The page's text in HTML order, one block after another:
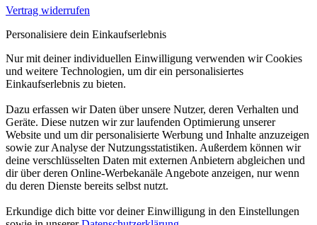
Vertrag widerrufen
Personalisiere dein Einkaufserlebnis
Nur mit deiner individuellen Einwilligung verwenden wir Cookies
und weitere Technologien, um dir ein personalisiertes
Einkaufserlebnis zu bieten.
Dazu erfassen wir Daten über unsere Nutzer, deren Verhalten und
Geräte. Diese nutzen wir zur laufenden Optimierung unserer
Website und um dir personalisierte Werbung und Inhalte anzuzeigen
sowie zur Analyse der Nutzungsstatistiken. Außerdem können wir
deine verschlüsselten Daten mit externen Anbietern abgleichen und
dir über deren Online-Werbekanäle Angebote anzeigen, nur wenn
du deren Dienste bereits selbst nutzt.
Erkundige dich bitte vor deiner Einwilligung in den Einstellungen